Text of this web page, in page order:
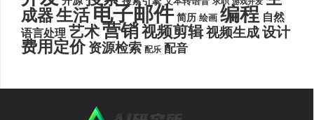
成器生活电子邮件 简历 绘画 编程 自然
语言处理 艺术营销视频剪辑视频生成设计
费用定价 资源检索 配乐 配音